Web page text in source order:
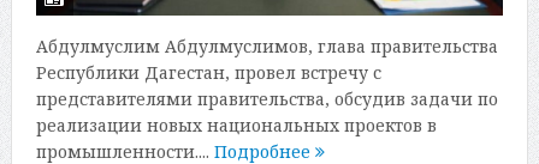
Абдулмуслим Абдулмуслимов, глава правительства
Республики Дагестан, провел встречу с
представителями правительства, обсудив задачи по
реализации новых национальных проектов в
промышленности.... Подробнее